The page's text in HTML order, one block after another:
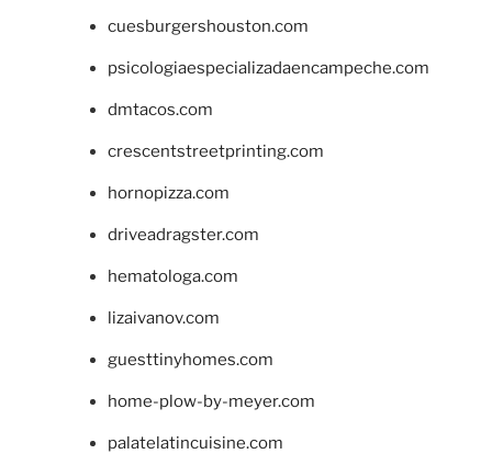
cuesburgershouston.com
psicologiaespecializadaencampeche.com
dmtacos.com
crescentstreetprinting.com
hornopizza.com
driveadragster.com
hematologa.com
lizaivanov.com
guesttinyhomes.com
home-plow-by-meyer.com
palatelatincuisine.com